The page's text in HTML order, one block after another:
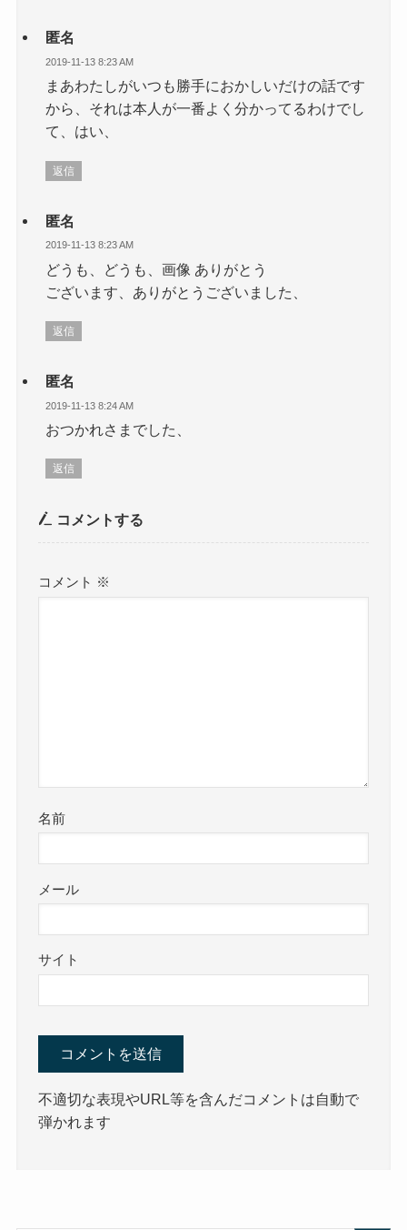
匿名
2019-11-13 8:23 AM
まあわたしがいつも勝手におかしいだけの話です
から、それは本人が一番よく分かってるわけでし
て、はい、
返信
匿名
2019-11-13 8:23 AM
どうも、どうも、画像 ありがとう
ございます、ありがとうございました、
返信
匿名
2019-11-13 8:24 AM
おつかれさまでした、
返信
コメントする
コメント ※
名前
メール
サイト
不適切な表現やURL等を含んだコメントは自動で
弾かれます